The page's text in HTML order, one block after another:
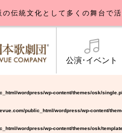
wordpress/wp-content/themes/osk/
public_html/wordpress/wp-content/
wordpress/wp-content/themes/osk/
伝統文化として多くの舞台で
公演･イベント
公演･イベント ブル
お知らせ一覧 トピ
公式グ
OSK日本歌劇団について